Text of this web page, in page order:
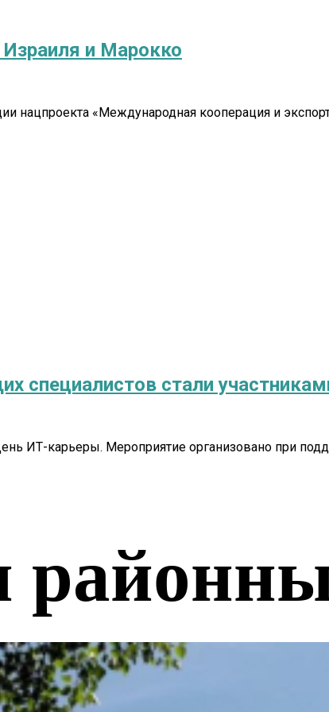
и Марокко
нацпроекта «Международная кооперация и
специалистов стали
ИТ-карьеры. Мероприятие организовано при